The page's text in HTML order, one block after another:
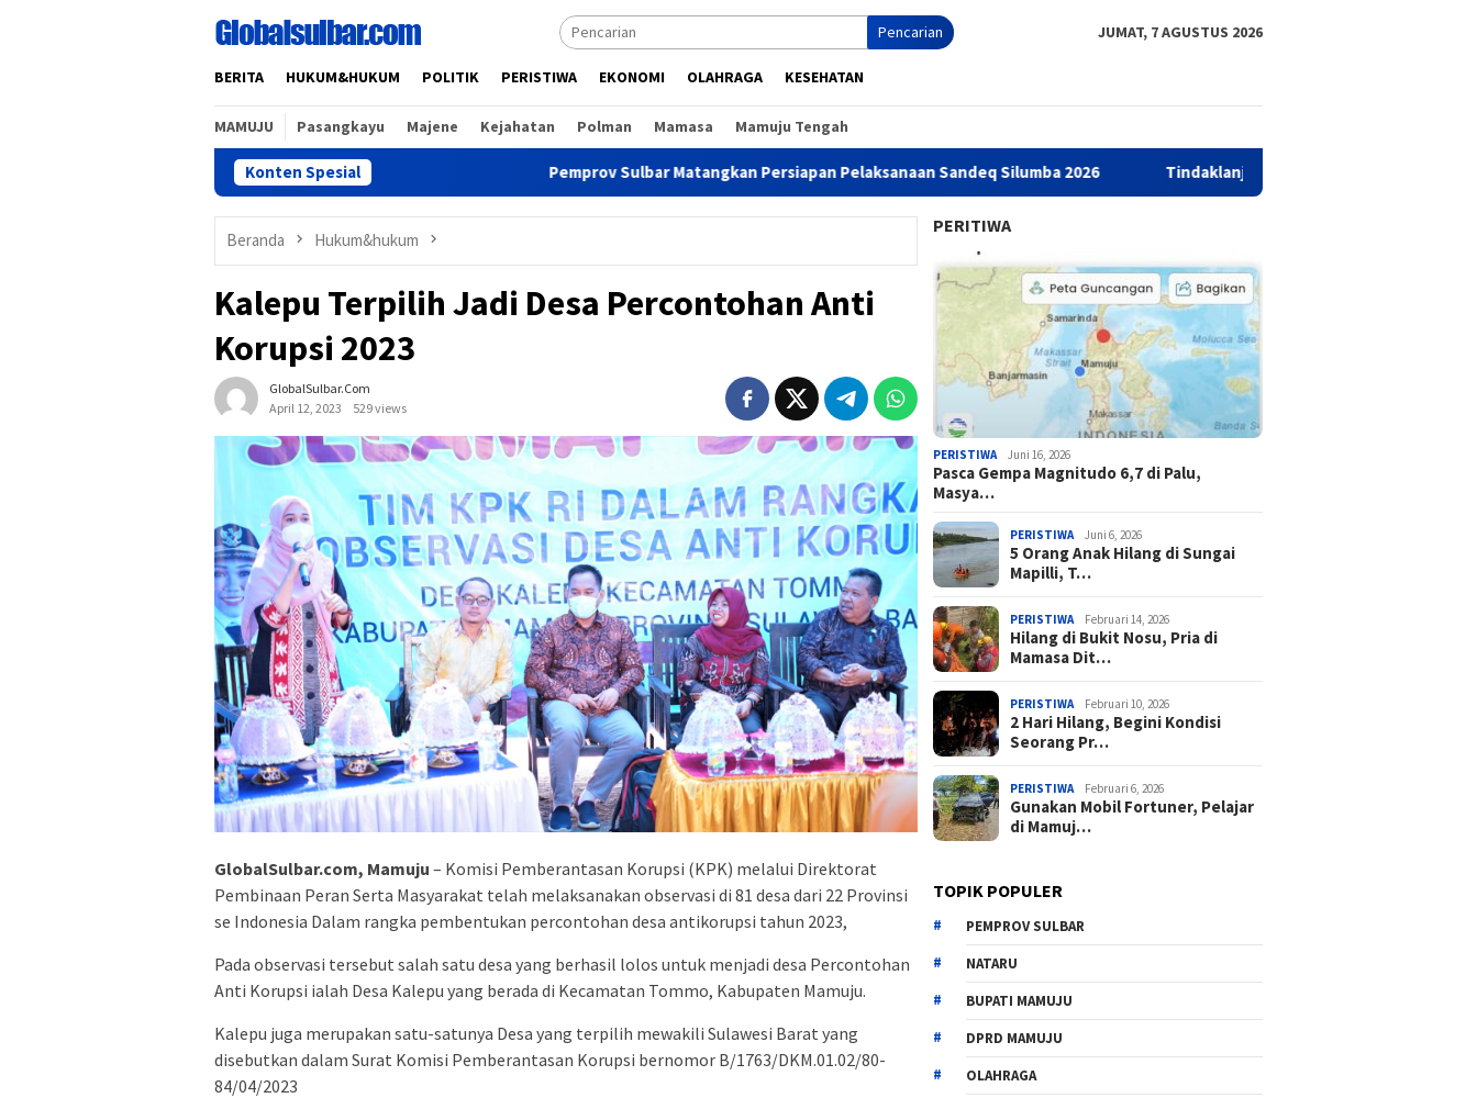
Pencarian JUMAT, 7 AGUSTUS 2026
BERITA HUKUM&HUKUM POLITIK PERISTIWA EKONOMI OLAHRAGA KESEHATAN
MAMUJU Pasangkayu Majene Kejahatan Polman Mamasa Mamuju Tengah
Konten Spesial Pemprov Sulbar Matangkan Persiapan Pelaksanaan Sandeq Silumba 2026 Tindaklanjuti Temuan BPK, Gubernur Sulbar : Kalau
Beranda Hukum&hukum
Kalepu Terpilih Jadi Desa Percontohan Anti
Korupsi 2023
GlobalSulbar.com
April 12, 2023
529 views
GlobalSulbar.com, Mamuju – Komisi Pemberantasan Korupsi (KPK) melalui Direktorat
Pembinaan Peran Serta Masyarakat telah melaksanakan observasi di 81 desa dari 22 Provinsi
se Indonesia Dalam rangka pembentukan percontohan desa antikorupsi tahun 2023,
Pada observasi tersebut salah satu desa yang berhasil lolos untuk menjadi desa Percontohan
Anti Korupsi ialah Desa Kalepu yang berada di Kecamatan Tommo, Kabupaten Mamuju.
Kalepu juga merupakan satu-satunya Desa yang terpilih mewakili Sulawesi Barat yang
disebutkan dalam Surat Komisi Pemberantasan Korupsi bernomor B/1763/DKM.01.02/80-
84/04/2023
PERITIWA
PERISTIWA Juni 16, 2026
Pasca Gempa Magnitudo 6,7 di Palu,
Masya…
PERISTIWA Juni 6, 2026
5 Orang Anak Hilang di Sungai
Mapilli, T…
PERISTIWA Februari 14, 2026
Hilang di Bukit Nosu, Pria di
Mamasa Dit…
PERISTIWA Februari 10, 2026
2 Hari Hilang, Begini Kondisi
Seorang Pr…
PERISTIWA Februari 6, 2026
Gunakan Mobil Fortuner, Pelajar
di Mamuj…
TOPIK POPULER
PEMPROV SULBAR
NATARU
BUPATI MAMUJU
DPRD MAMUJU
OLAHRAGA